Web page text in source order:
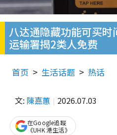
八达通隐藏功能可买
运输署揭2类人免费
首页 生活话题 热话
文: 陳嘉蕙 2026.07.03
在Google追蹤
《UHK 港生活》